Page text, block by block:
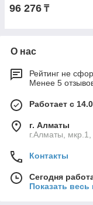
96 276 ₸
О нас
Рейтинг не
Менее 5
Работает с
г. Алматы
г.Алматы,
Контакты
Сегодня
Показать